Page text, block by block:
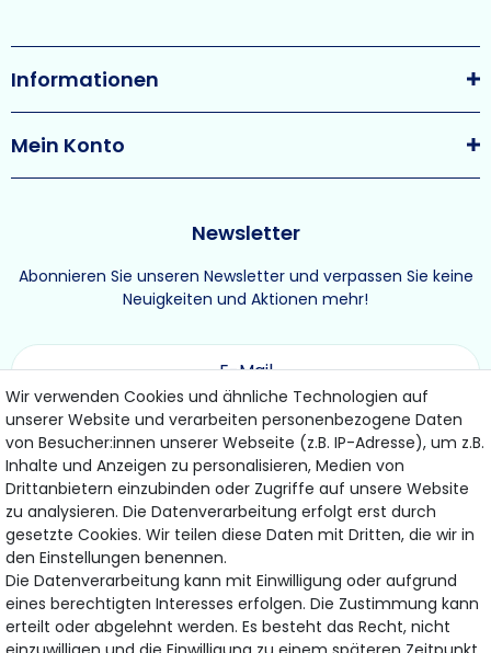
Newsletter
Abonnieren Sie unseren Newsletter und verpassen Sie keine
Neuigkeiten und Aktionen mehr!
ABONNIEREN
Hiermit bestätige ich, dass ich die Daten­schutz­erklärunggelesen habe.
Meine Einwilligung kann ich jederzeit widerrufen.
Informationen
Mein Konto
Bezahlung & Versand
Wir verwenden Cookies und ähnliche Technologien auf
unserer Website und verarbeiten personenbezogene Daten
von Besucher:innen unserer Webseite (z.B. IP-Adresse), um z.B.
Inhalte und Anzeigen zu personalisieren, Medien von
Drittanbietern einzubinden oder Zugriffe auf unsere Website
zu analysieren. Die Datenverarbeitung erfolgt erst durch
gesetzte Cookies. Wir teilen diese Daten mit Dritten, die wir in
den Einstellungen benennen.
Die Datenverarbeitung kann mit Einwilligung oder aufgrund
eines berechtigten Interesses erfolgen. Die Zustimmung kann
erteilt oder abgelehnt werden. Es besteht das Recht, nicht